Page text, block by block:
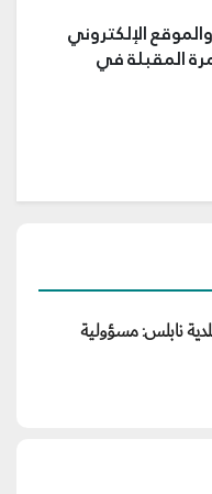
الإلكتروني
المقبلة في
نابلس: مسؤولية